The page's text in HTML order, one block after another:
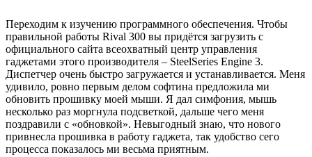
Переходим к изучению программного обеспечения. Чтобы
правильной работы Rival 300 вы придётся загрузить с
официального сайта всеохватный центр управления
гаджетами этого производителя – SteelSeries Engine 3.
Диспетчер очень быстро загружается и устанавливается. Меня
удивило, ровно первым делом софтина предложила ми
обновить прошивку моей мыши. Я дал симфония, мышь
несколько раз моргнула подсветкой, дальше чего меня
поздравили с «обновкой». Невыгодный знаю, что нового
привнесла прошивка в работу гаджета, так удобство сего
процесса показалось ми весьма приятным.